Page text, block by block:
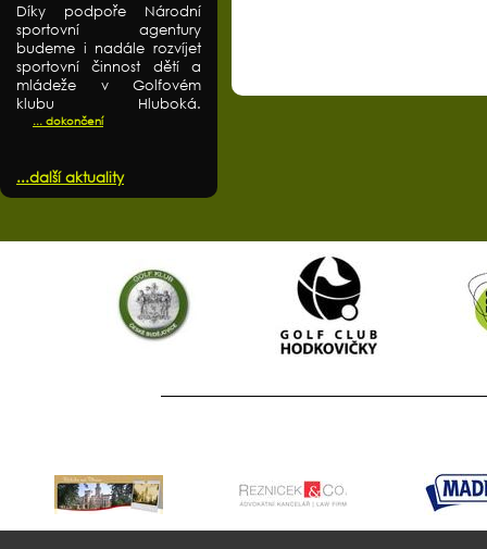
Díky podpoře Národní
sportovní agentury
budeme i nadále rozvíjet
sportovní činnost dětí a
mládeže v Golfovém
klubu Hluboká.
... dokončení
...další aktuality